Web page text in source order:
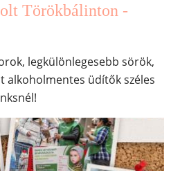
Törökbálinton -
legkülönlegesebb sörök,
alkoholmentes üdítők széles